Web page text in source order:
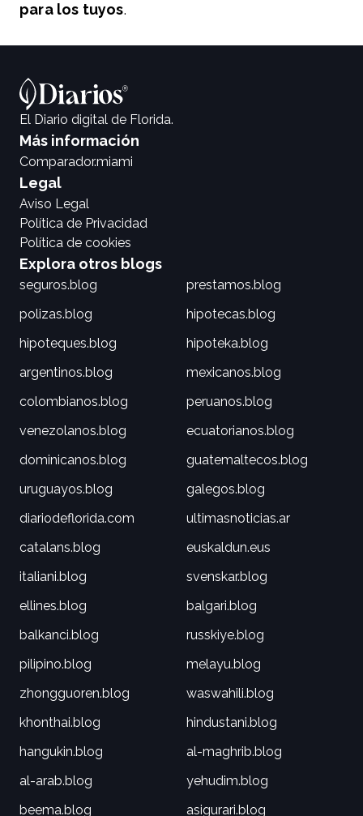
para los tuyos.
El Diario digital de Florida.
Más información
Comparador.miami
Legal
Aviso Legal
Política de Privacidad
Política de cookies
Explora otros blogs
seguros.blog
prestamos.blog
polizas.blog
hipotecas.blog
hipoteques.blog
hipoteka.blog
argentinos.blog
mexicanos.blog
colombianos.blog
peruanos.blog
venezolanos.blog
ecuatorianos.blog
dominicanos.blog
guatemaltecos.blog
uruguayos.blog
galegos.blog
diariodeflorida.com
ultimasnoticias.ar
catalans.blog
euskaldun.eus
italiani.blog
svenskar.blog
ellines.blog
balgari.blog
balkanci.blog
russkiye.blog
pilipino.blog
melayu.blog
zhongguoren.blog
waswahili.blog
khonthai.blog
hindustani.blog
hangukin.blog
al-maghrib.blog
al-arab.blog
yehudim.blog
beema.blog
asigurari.blog